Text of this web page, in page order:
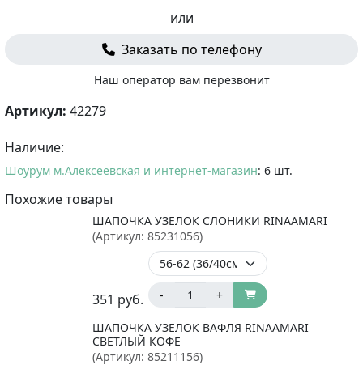
или
Заказать по телефону
Наш оператор вам перезвонит
Артикул: 42279
Наличие:
Шоурум м.Алексеевская и интернет-магазин: 6 шт.
Похожие товары
ШАПОЧКА УЗЕЛОК СЛОНИКИ RINAAMARI
(Артикул: 85231056)
351 руб. - +
ШАПОЧКА УЗЕЛОК ВАФЛЯ RINAAMARI
СВЕТЛЫЙ КОФЕ
(Артикул: 85211156)